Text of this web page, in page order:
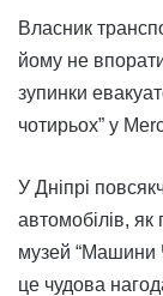
Власник
йому не
зупинки
чотирьох” у
У Дніпрі
автомобілів, як
музей “Машини
це чудова